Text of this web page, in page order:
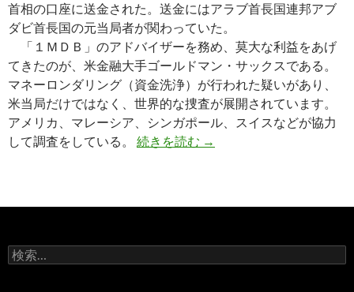
首相の口座に送金された。送金にはアラブ首長国連邦アブ
ダビ首長国の元当局者が関わっていた。
「１ＭＤＢ」のアドバイザーを務め、莫大な利益をあげ
てきたのが、米金融大手ゴールドマン・サックスである。
マネーロンダリング（資金洗浄）が行われた疑いがあり、
米当局だけではなく、世界的な捜査が展開されています。
アメリカ、マレーシア、シンガポール、スイスなどが協力
して調査をしている。 続きを読む マハティール 92歳の闘い
→
検
索: